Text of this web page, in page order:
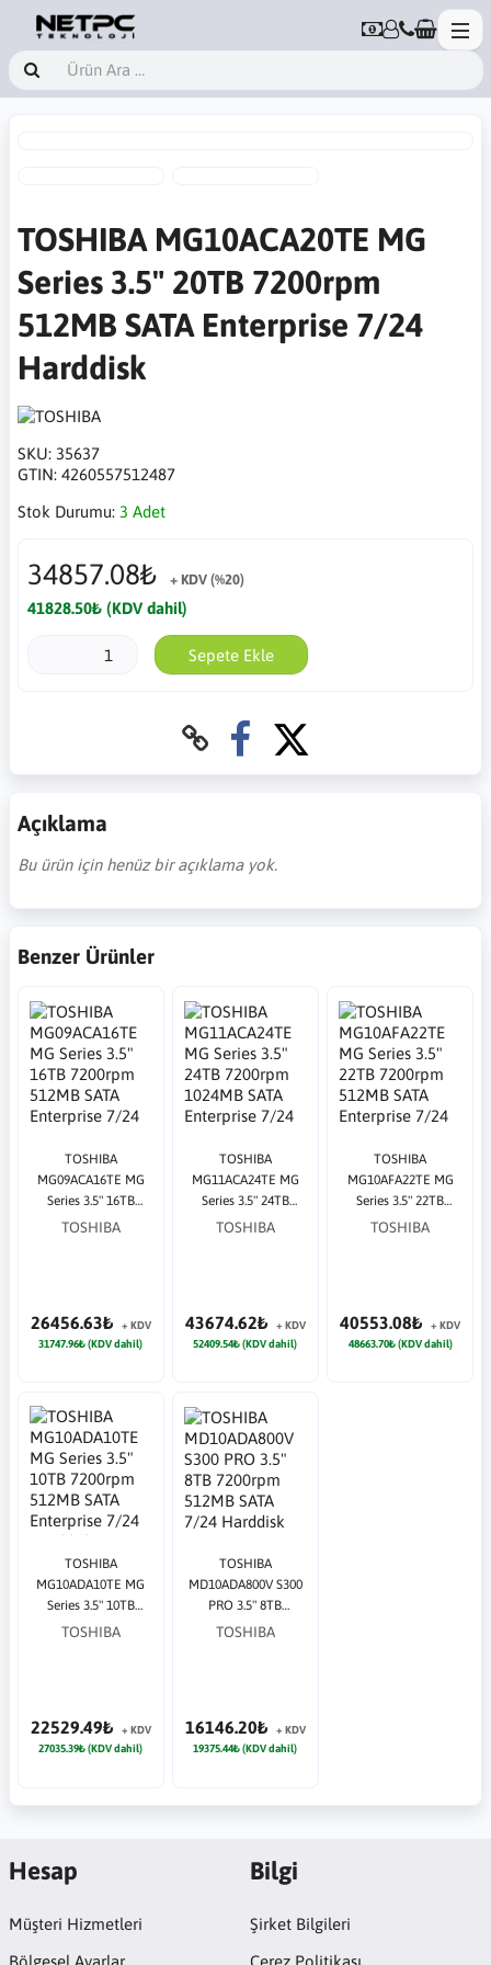
TOSHIBA MG10ACA20TE MG
Series 3.5" 20TB 7200rpm
512MB SATA Enterprise 7/24
Harddisk
SKU: 35637
GTIN: 4260557512487
Stok Durumu: 3 Adet
34857.08₺ + KDV (%20)
41828.50₺ (KDV dahil)
Sepete Ekle
Açıklama
Bu ürün için henüz bir açıklama yok.
Benzer Ürünler
TOSHIBA
MG09ACA16TE MG
Series 3.5" 16TB
7200rpm 512MB SATA
TOSHIBA
26456.63₺
+ KDV
31747.96₺ (KDV dahil)
TOSHIBA
MG11ACA24TE MG
Series 3.5" 24TB
7200rpm 1024MB
TOSHIBA
43674.62₺
+ KDV
52409.54₺ (KDV dahil)
TOSHIBA
MG10AFA22TE MG
Series 3.5" 22TB
7200rpm 512MB SATA
TOSHIBA
40553.08₺
+ KDV
48663.70₺ (KDV dahil)
TOSHIBA
MG10ADA10TE MG
Series 3.5" 10TB
7200rpm 512MB SATA
TOSHIBA
22529.49₺
+ KDV
27035.39₺ (KDV dahil)
TOSHIBA
MD10ADA800V S300
PRO 3.5" 8TB
7200rpm 512MB SATA
TOSHIBA
16146.20₺
+ KDV
19375.44₺ (KDV dahil)
Hesap
Müşteri Hizmetleri
Bilgi
Şirket Bilgileri